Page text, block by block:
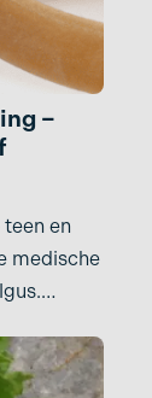
–
teen en
medische